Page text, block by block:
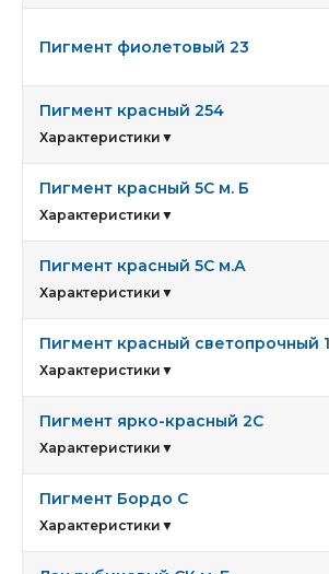
Пигмент фиолетовый 23
Пигмент красный 254
Характеристики ▼
Пигмент красный 5С м. Б
Характеристики ▼
Пигмент красный 5С м.А
Характеристики ▼
Пигмент красный светопрочный
Характеристики ▼
Пигмент ярко-красный 2С
Характеристики ▼
Пигмент Бордо С
Характеристики ▼